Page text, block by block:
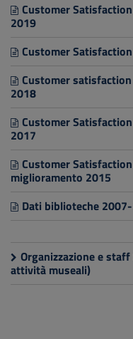
Customer
2019
Customer
Customer
2018
Customer
2017
Customer
miglioramento 2015
Dati biblioteche
Organizzazione e
attività museali)